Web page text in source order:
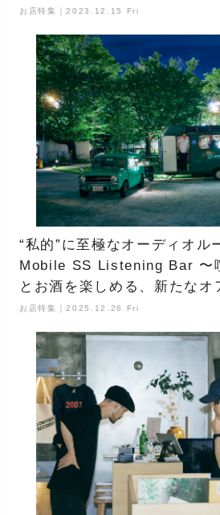
お店特集｜2023.12.15 Fri
“私的”に至極なオーディオ
Mobile SS Listening Bar 〜
とお酒を楽しめる、新たなオ
お店特集｜2025.12.26 Fri